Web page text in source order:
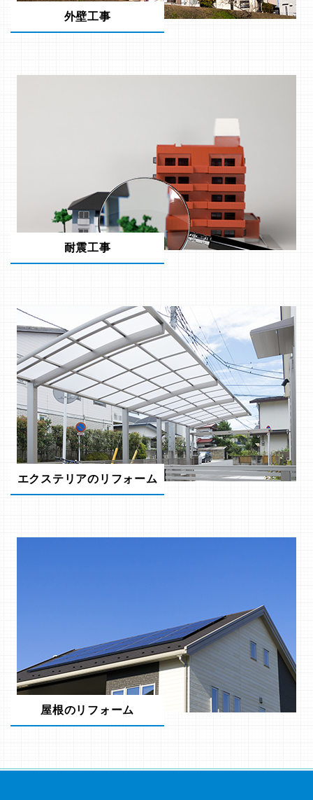
外壁工事
耐震工事
エクステリアのリフォーム
屋根のリフォーム